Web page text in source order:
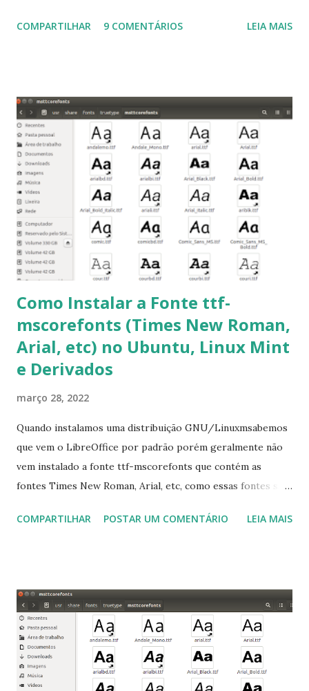
Linux Mint 17, Pinguy OS 14.04, Elementary OS 0.3, Deepin
para usuários iniciantes... 1- Atualizar a lista de pacotes: $
sudo apt-get update 2- Atualizar toda a distro: $ sudo apt-
get -f dist-upgrade ou update-manager -d -c 3- Instalar
pacotes: $ sudo apt-get install [nome do pacote] 4-
Procurar arquivos corrompidos: $ sudo apt-get check 5-
Corrigir problemas de dependências, concluir instalação de
pacotes pendentes e outros erros: $ sudo apt-get -f install
6- Se o comando sudo apt-get -f install nã...
COMPARTILHAR 9 COMENTÁRIOS LEIA MAIS
Como Instalar a Fonte ttf-
mscorefonts (Times New Roman,
Arial, etc) no Ubuntu, Linux Mint
e Derivados
março 28, 2022
Quando instalamos uma distribuição GNU/Linuxmsabemos
que vem o LibreOffice por padrão porém geralmente não
vem instalado a fonte ttf-mscorefonts que contém as
fontes Times New Roman, Arial, etc, como essas fontes são
a Associação Brasileira de Normas Técnicas (ABNT), exige
que contém essas fontes. Ao instalar o GNU/Linux abra o
terminal e execute o comando: $ sudo apt-get install ttf-
mscorefonts-installer Leia os termos de uso e avance
clicando em “Ok” Agora aceite os termos de uso clicando
em “Sim” Pronto agora abra o LibreOffice e veja se as
COMPARTILHAR POSTAR UM COMENTÁRIO LEIA MAIS